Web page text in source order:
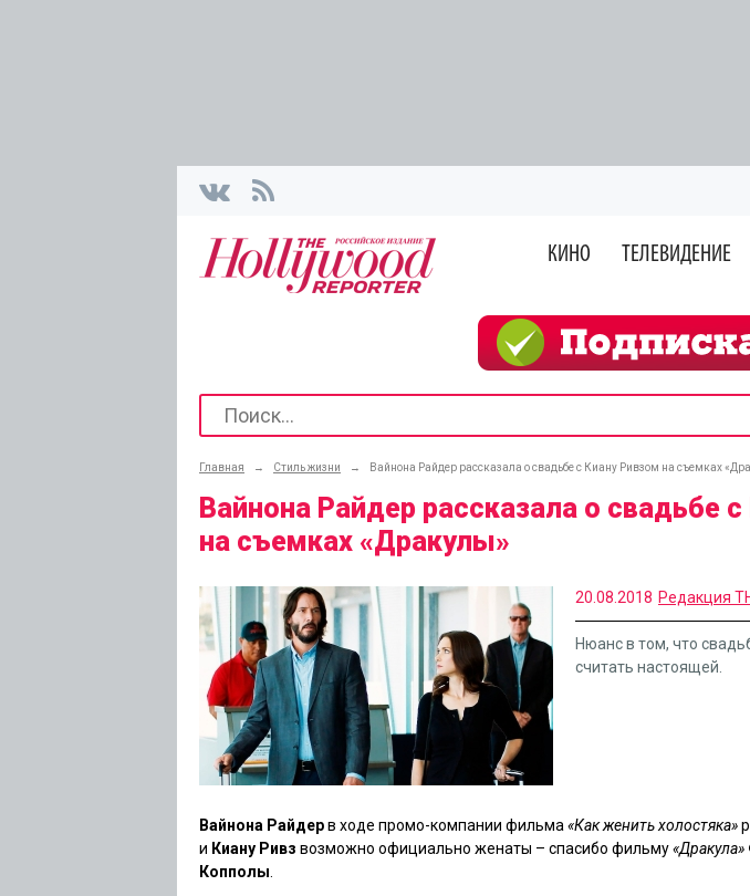
КИНО ТЕЛЕВИДЕНИЕ
Главная → Стиль жизни → Вайнона Райдер рассказала о свадьбе с Киану Ривзом на съемках
Вайнона Райдер рассказала о свадьбе
на съемках «Дракулы»
20.08.2018 Редакция
Нюанс в том, что
считать настоящей.
Вайнона Райдерв ходе промо-компании фильма «Как женить холостяка»
и Киану Ривз возможно официально женаты – спасибо фильму«Дракула»
Копполы